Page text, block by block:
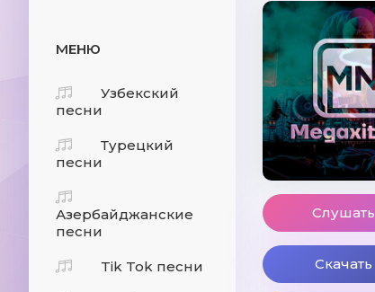
МЕНЮ
Узбекский
песни
Турецкий
песни
Азербайджанские
песни
Tik Tok песни
Слушать
Скачать